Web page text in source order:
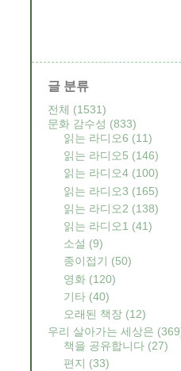
글 분류
전체 (1531)
문화 감수성 (833)
읽는 라디오6 (11)
읽는 라디오5 (146)
읽는 라디오4 (100)
읽는 라디오3 (165)
읽는 라디오2 (138)
읽는 라디오1 (41)
소설 (9)
종이접기 (50)
영화 (120)
기타 (40)
오래된 책장 (12)
우리 살아가는 세상은
책을 공유합니다 (27)
편지 (33)